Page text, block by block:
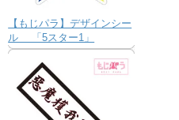
【もじパラ】デザインシー
ル 「5スター1」